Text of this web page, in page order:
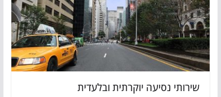
שירותי נסיעה יוקרתית ובלעדית